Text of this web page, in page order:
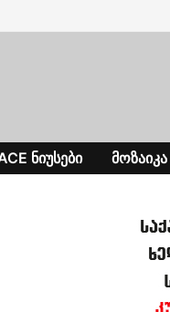
ᲜᲘᲣᲡᲔᲑᲘ ᲛᲝᲖᲐᲘᲙᲐ